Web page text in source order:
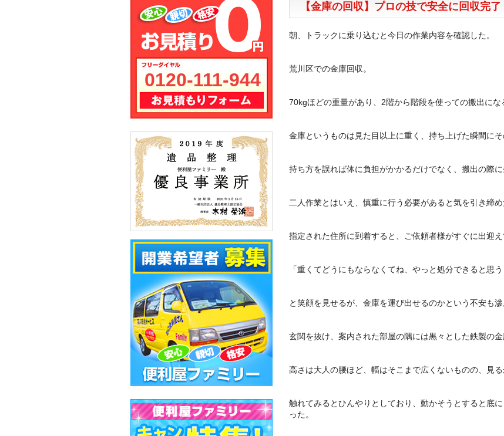
【金庫の回収】プロの技で安全に回収完了
朝、トラックに乗り込むと今日の作業内容を確認した。
荒川区での金庫回収。
70kgほどの重量があり、2階から階段を使っての搬出にな
金庫というものは見た目以上に重く、持ち上げた瞬間にそ
持ち方を誤れば体に負担がかかるだけでなく、搬出の際
二人作業とはいえ、慎重に行う必要があると気を引き締め
指定された住所に到着すると、ご依頼者様がすぐに出迎え
「重くてどうにもならなくてね、やっと処分できると思う
と笑顔を見せるが、金庫を運び出せるのかという不安も滲
玄関を抜け、案内された部屋の隅には黒々とした鉄製の金
高さは大人の腰ほど、幅はそこまで広くないものの、見
触れてみるとひんやりとしており、動かそうとすると底
った。
0120-111-944